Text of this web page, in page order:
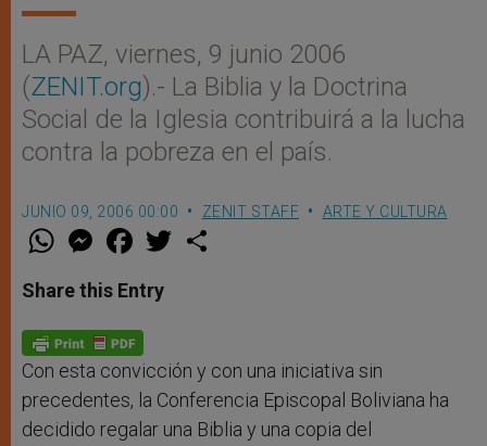
LA PAZ, viernes, 9 junio 2006
(ZENIT.org).- La Biblia y la Doctrina
Social de la Iglesia contribuirá a la lucha
contra la pobreza en el país.
JUNIO 09, 2006 00:00 ZENIT STAFF ARTE Y CULTURA
W
t
s
p
p
M
e
s
e
g
e
r
F
a
e
b
o
k
w
Share this Entry
Con esta convicción y con una iniciativa sin
precedentes, la Conferencia Episcopal Boliviana ha
decidido regalar una Biblia y una copia del